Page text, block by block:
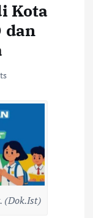
Kota
dan
(Dok.Ist)